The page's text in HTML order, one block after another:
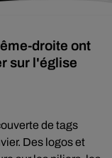
droite ont
sur l'église
de tags
Des logos et